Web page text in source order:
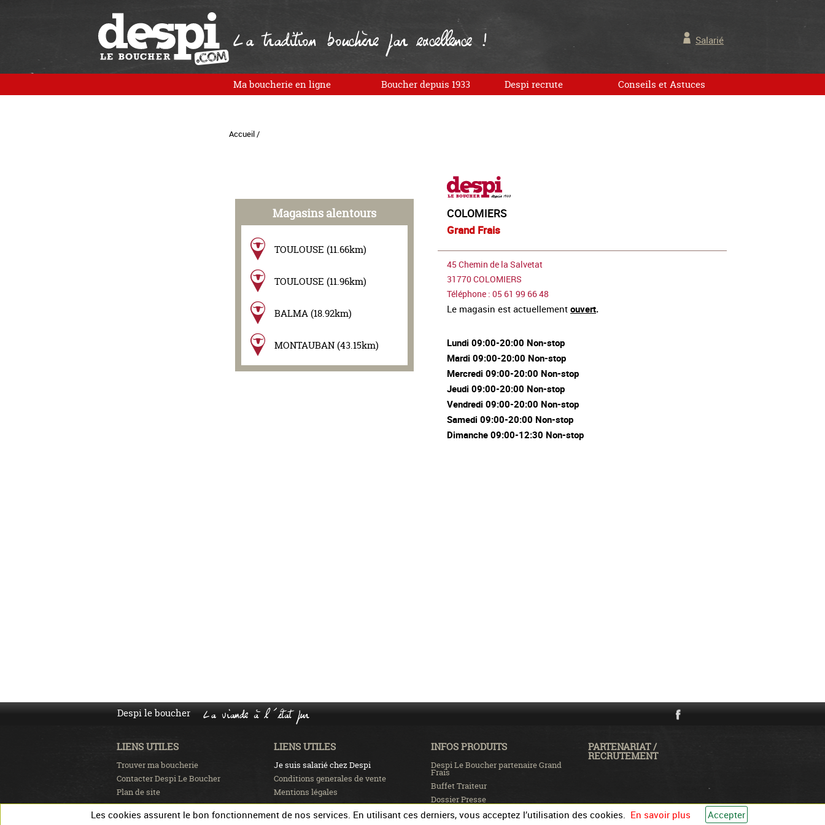
La tradition bouchère par excellence ! Salarié
Ma boucherie en ligne Boucher depuis 1933 Despi recrute Conseils et Astuces
Accueil /
Magasins alentours
TOULOUSE (11.66km)
TOULOUSE (11.96km)
BALMA (18.92km)
MONTAUBAN (43.15km)
COLOMIERS
Grand Frais
45 Chemin de la Salvetat
31770 COLOMIERS
Téléphone : 05 61 99 66 48
Le magasin est actuellement ouvert.
Lundi 09:00-20:00 Non-stop
Mardi 09:00-20:00 Non-stop
Mercredi 09:00-20:00 Non-stop
Jeudi 09:00-20:00 Non-stop
Vendredi 09:00-20:00 Non-stop
Samedi 09:00-20:00 Non-stop
Dimanche 09:00-12:30 Non-stop
Despi le boucher La viande à l'état pur
LIENS UTILES
Trouver ma boucherie
Contacter Despi Le Boucher
Plan de site
LIENS UTILES
Je suis salarié chez Despi
Conditions generales de vente
Mentions légales
INFOS PRODUITS
Despi Le Boucher partenaire Grand
Frais
Buffet Traiteur
Dossier Presse
Recrutement
PARTENARIAT /
RECRUTEMENT
Les cookies assurent le bon fonctionnement de nos services. En utilisant ces derniers, vous acceptez l’utilisation des cookies. En savoir plus Accepter